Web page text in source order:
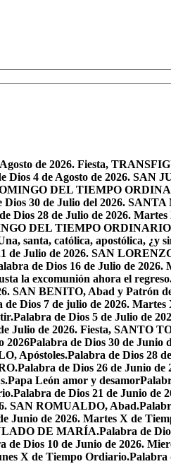
de 2026. Fiesta,
Dios 4 de Agosto de 2026. SAN
DEL TIEMPO
Dios 30 de Julio del 2026.
Dios 28 de Julio de 2026.
DEL TIEMPO
santa, católica, apostólica, ¿y
de Julio de 2026. SAN
de Dios 16 de Julio de
la excomunión ahora el
SAN BENITO, Abad y Patrón
de Dios 7 de julio de 2026.
Palabra de Dios 5 de Julio de
Julio de 2026. Fiesta, SANTO
2026Palabra de Dios 30 de Junio
Apóstoles.Palabra de Dios 28
Palabra de Dios 26 de Junio
Papa León amor y desamor
Palabra de Dios 21 de Junio
SAN ROMUALDO, Abad.
Junio de 2026. Martes X de
DE MARÍA.Palabra de
de Dios 10 de Junio de 2026.
X de Tiempo Ordiario.Palabra